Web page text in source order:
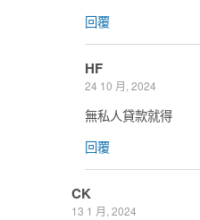
回覆
HF
24 10 月, 2024
無私人貸款就得
回覆
CK
13 1 月, 2024